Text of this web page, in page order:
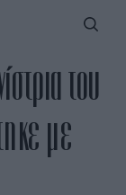
του
με